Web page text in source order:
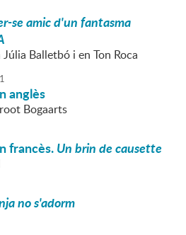
se amic d'un fantasma
Balletbó i en Ton Roca
anglès
Bogaarts
francès.Un brin de causette
no s'adorm